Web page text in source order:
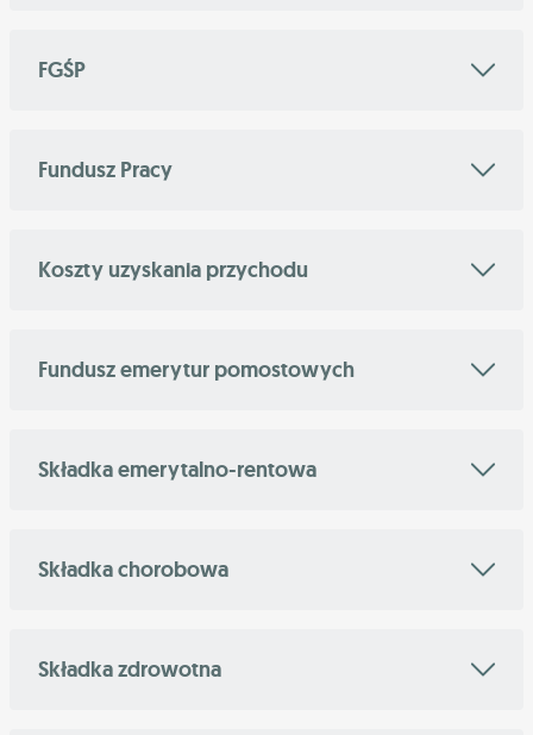
FGŚP
Fundusz Pracy
Koszty uzyskania przychodu
Fundusz emerytur pomostowych
Składka emerytalno-rentowa
Składka chorobowa
Składka zdrowotna